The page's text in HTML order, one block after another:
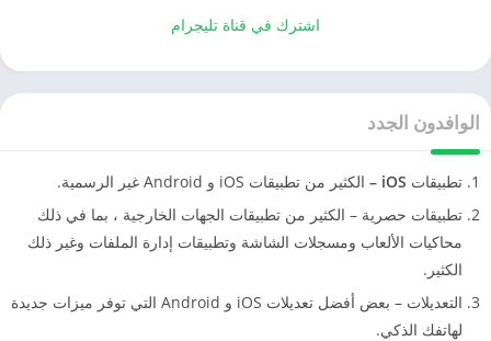
اشترك في قناة تليجرام
الوافدون الجدد
تطبيقات iOS –
الكثير من تطبيقات iOS و Android غير الرسمية.
تطبيقات حصرية – الكثير من تطبيقات الجهات الخارجية ، بما في ذلك
محاكيات الألعاب ومسجلات الشاشة وتطبيقات إدارة الملفات وغير ذلك
الكثير.
التعديلات – بعض أفضل تعديلات iOS و Android التي توفر ميزات جديدة
لهاتفك الذكي.